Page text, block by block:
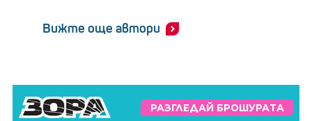
Вижте още автори
РАЗГЛЕДАЙ БРОШУРАТА